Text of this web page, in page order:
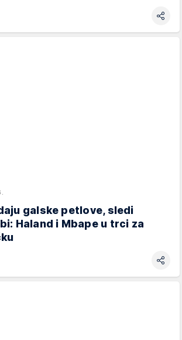
galske petlove, sledi
Haland i Mbape u trci za